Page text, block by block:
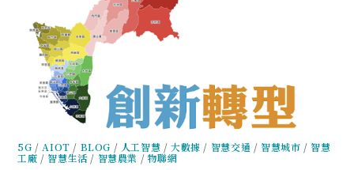
5G / AIOT / BLOG / 人工智慧 /大數據 / 智慧交通 / 智慧城市 /智慧
工廠 /智慧生活/ 智慧農業 / 物聯網